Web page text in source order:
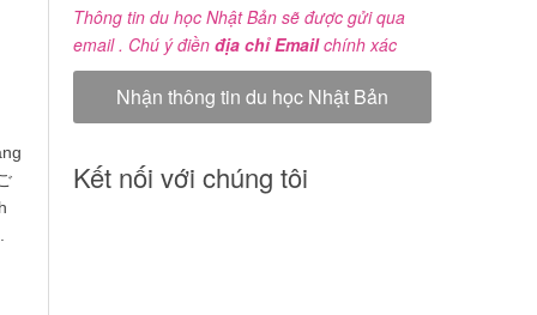
Thông tin du học Nhật Bản sẽ được gửi qua
email . Chú ý điền địa chỉ Emailchính xác
Kết nối với chúng tôi